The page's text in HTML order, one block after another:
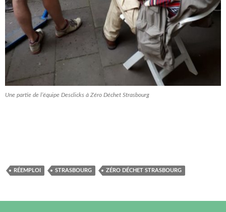
Une partie de l’équipe Desclicks à Zéro Déchet Strasbourg
RÉEMPLOI STRASBOURG ZÉRO DÉCHET STRASBOURG